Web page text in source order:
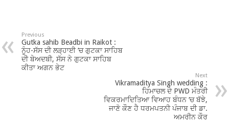
Previous
Gutka sahib Beadbi in Raikot :
ਨੂੰਹ-ਸੱਸ ਦੀ ਲੜ੍ਹਾਈ ‘ਚ ਗੁਟਕਾ ਸਾਹਿਬ
ਦੀ ਬੇਅਦਬੀ, ਸੱਸ ਨੇ ਗੁਟਕਾ ਸਾਹਿਬ
ਕੀਤਾ ਅਗਨ ਭੇਟ
Next
Vikramaditya Singh wedding :
ਹਿਮਾਚਲ ਦੇ PWD ਮੰਤਰੀ
ਵਿਕਰਮਾਦਿਤਿਆ ਵਿਆਹ ਬੰਧਨ ‘ਚ ਬੱਝੇ,
ਜਾਣੋ ਕੌਣ ਹੈ ਧਰਮਪਤਨੀ ਪੰਜਾਬ ਦੀ ਡਾ.
ਅਮਰੀਨ ਕੌਰ